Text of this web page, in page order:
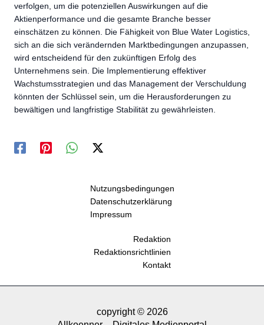
verfolgen, um die potenziellen Auswirkungen auf die
Aktienperformance und die gesamte Branche besser
einschätzen zu können. Die Fähigkeit von Blue Water Logistics,
sich an die sich verändernden Marktbedingungen anzupassen,
wird entscheidend für den zukünftigen Erfolg des
Unternehmens sein. Die Implementierung effektiver
Wachstumsstrategien und das Management der Verschuldung
könnten der Schlüssel sein, um die Herausforderungen zu
bewältigen und langfristige Stabilität zu gewährleisten.
Nutzungsbedingungen
Datenschutzerklärung
Impressum
Redaktion
Redaktionsrichtlinien
Kontakt
copyright © 2026